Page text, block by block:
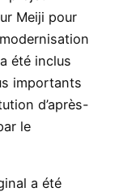
Meiji pour
été inclus
importants
d’après-
le
a été